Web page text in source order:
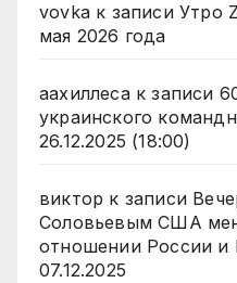
vovka к записи Утро
мая 2026 года
аахиллесак записи
украинского
26.12.2025 (18:00)
виктор к записи
Соловьевым США
отношении России
07.12.2025